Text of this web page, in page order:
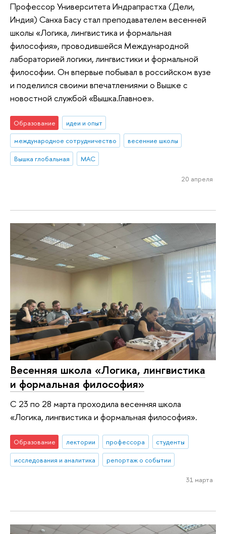
Профессор Университета Индрапрастха (Дели,
Индия) Санха Басу стал преподавателем весенней
школы «Логика, лингвистика и формальная
философия», проводившейся Международной
лабораторией логики, лингвистики и формальной
философии. Он впервые побывал в российском вузе
и поделился своими впечатлениями о Вышке с
новостной службой «Вышка.Главное».
Образование
идеи и опыт
международное сотрудничество
весенние школы
Вышка глобальная
МАС
20 апреля
Весенняя школа «Логика, лингвистика
и формальная философия»
С 23 по 28 марта проходила весенняя школа
«Логика, лингвистика и формальная философия».
Образование лектории профессора
студенты
исследования и аналитика
репортаж о событии
31 марта